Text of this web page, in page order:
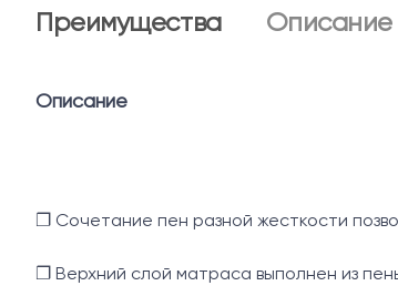
Преимущества Описание
Описание
❐ Сочетание пен разной жесткости
❐ Верхний слой матраса выполнен из